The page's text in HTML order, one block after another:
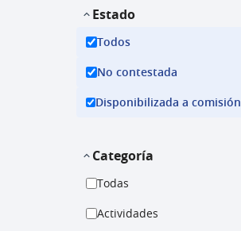
Estado
Todos
No contestada
Disponibilizada a comisión ejecutiva
Categoría
Todas
Actividades